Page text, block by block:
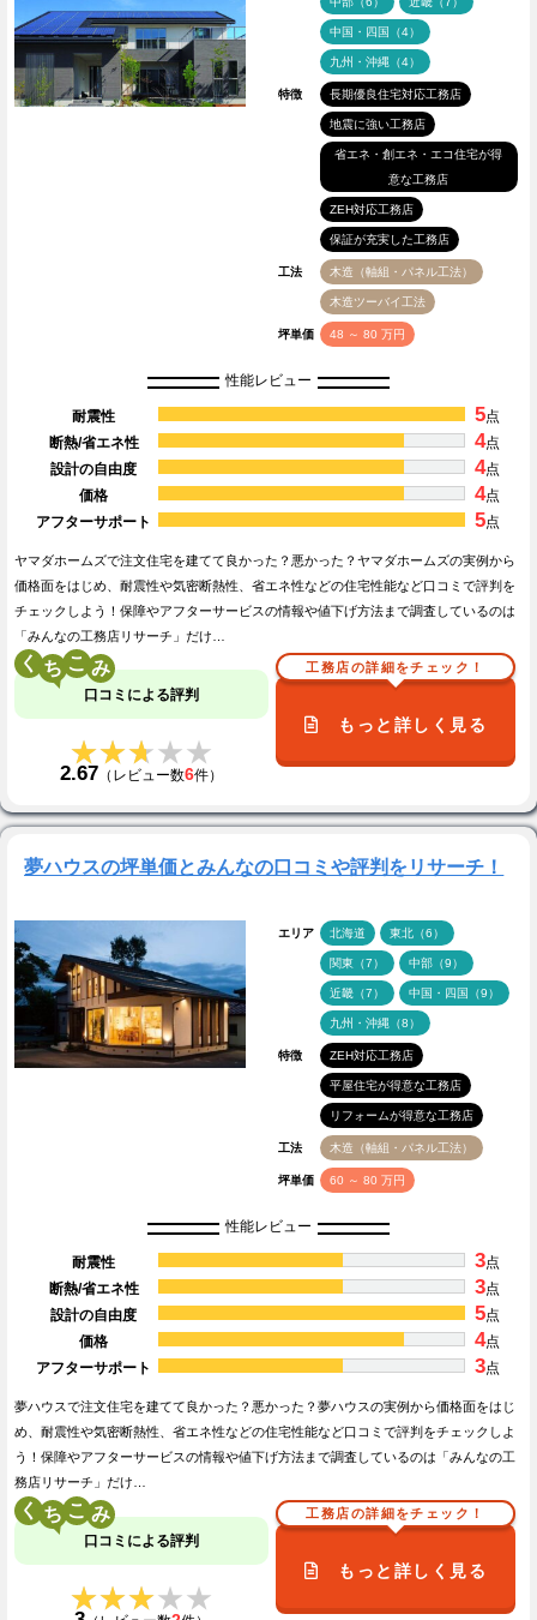
中国・四国（4）
九州・沖縄（4）
特徴 長期優良住宅対応工務店
地震に強い工務店
省エネ・創エネ・エコ住宅が得
意な工務店
ZEH対応工務店
保証が充実した工務店
工法 木造（軸組・パネル工法）
木造ツーバイ工法
坪単価 48 ～ 80 万円
性能レビュー
耐震性 5点
断熱/省エネ性
4点
設計の自由度
4点
価格
4点
アフターサポート
5点
ヤマダホームズで注文住宅を建てて良かった？悪かった？ヤマダホームズの実例から
価格面をはじめ、耐震性や気密断熱性、省エネ性などの住宅性能など口コミで評判を
チェックしよう！保障やアフターサービスの情報や値下げ方法まで調査しているのは
「みんなの工務店リサーチ」だけ…
く こ
口コミによる評判
★★★★★
★★★★★
2.67 （レビュー数6件）
工務店の詳細をチェック！
もっと詳しく見る
夢ハウスの坪単価とみんなの口コミや評判をリサーチ！
エリア 北海道 東北（6）
関東（7） 中部（9）
近畿（7） 中国・四国（9）
九州・沖縄（8）
特徴 ZEH対応工務店
平屋住宅が得意な工務店
リフォームが得意な工務店
工法 木造（軸組・パネル工法）
坪単価 60 ～ 80 万円
性能レビュー
耐震性 3点
断熱/省エネ性
3点
設計の自由度
5点
価格
4点
アフターサポート
3点
夢ハウスで注文住宅を建てて良かった？悪かった？夢ハウスの実例から価格面をはじ
め、耐震性や気密断熱性、省エネ性などの住宅性能など口コミで評判をチェックしよ
う！保障やアフターサービスの情報や値下げ方法まで調査しているのは「みんなの工
務店リサーチ」だけ…
く こ
口コミによる評判
★★★★★
★★★★★
工務店の詳細をチェック！
もっと詳しく見る